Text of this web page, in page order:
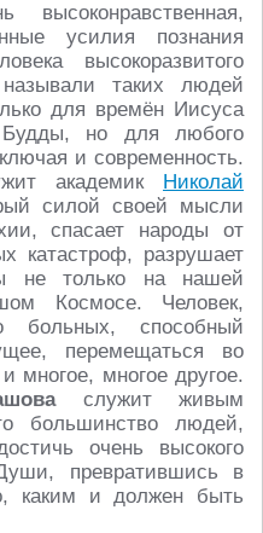
усилия познания
высокоразвитого
таких людей
для времён Иисуса
но для любого
и современность.
академик Николай
силой своей мысли
спасает народы от
катастроф, разрушает
не только на нашей
Космосе. Человек,
больных, способный
перемещаться во
многое, многое другое.
служит живым
большинство людей,
очень высокого
превратившись в
каким и должен быть